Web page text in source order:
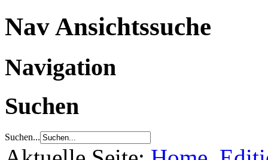
Nav Ansichtssuche
Navigation
Suchen
Suchen...